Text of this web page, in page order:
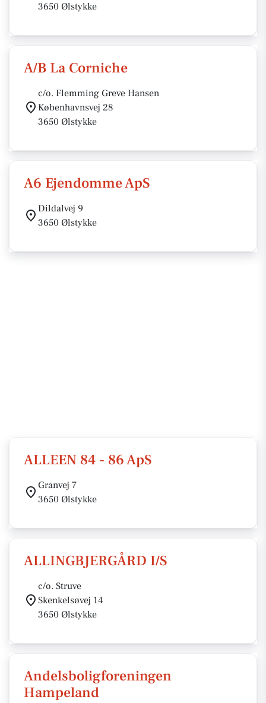
3650 Ølstykke
A/B La Corniche
c/o. Flemming Greve Hansen
Københavnsvej 28
3650 Ølstykke
A6 Ejendomme ApS
Dildalvej 9
3650 Ølstykke
ALLEEN 84 - 86 ApS
Granvej 7
3650 Ølstykke
ALLINGBJERGÅRD I/S
c/o. Struve
Skenkelsøvej 14
3650 Ølstykke
Andelsboligforeningen
Hampeland